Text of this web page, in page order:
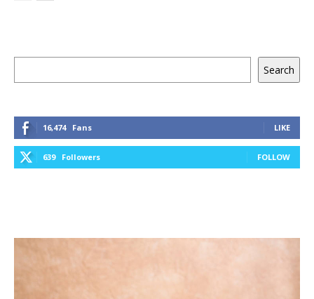
Search
16,474 Fans LIKE
639 Followers FOLLOW